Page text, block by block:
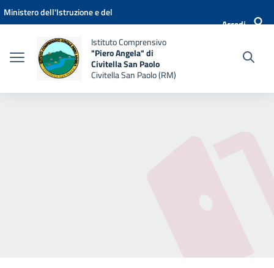
Vai ai contenuti
Vai al menu di navigazione
Vai al footer
Ministero dell'Istruzione e del
Accedi
Istituto Comprensivo
"Piero Angela" di
Civitella San Paolo
Civitella San Paolo (RM)